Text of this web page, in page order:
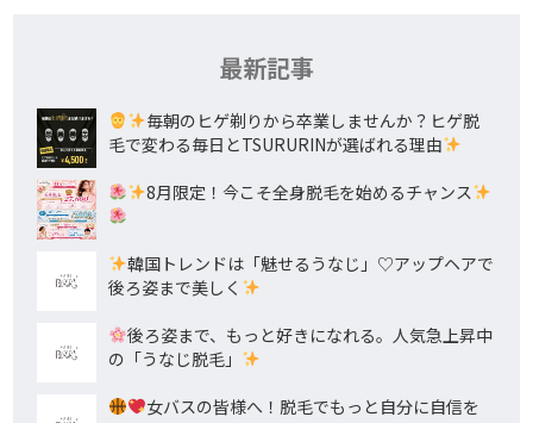
最新記事
毎朝のヒゲ剃りから卒業しませんか？ヒゲ脱
毛で変わる毎日とTSURURINが選ばれる理由
8月限定！今こそ全身脱毛を始めるチャンス
韓国トレンドは「魅せるうなじ」♡アップヘアで
後ろ姿まで美しく
後ろ姿まで、もっと好きになれる。人気急上昇中
の「うなじ脱毛」
女バスの皆様へ！脱毛でもっと自分に自信を